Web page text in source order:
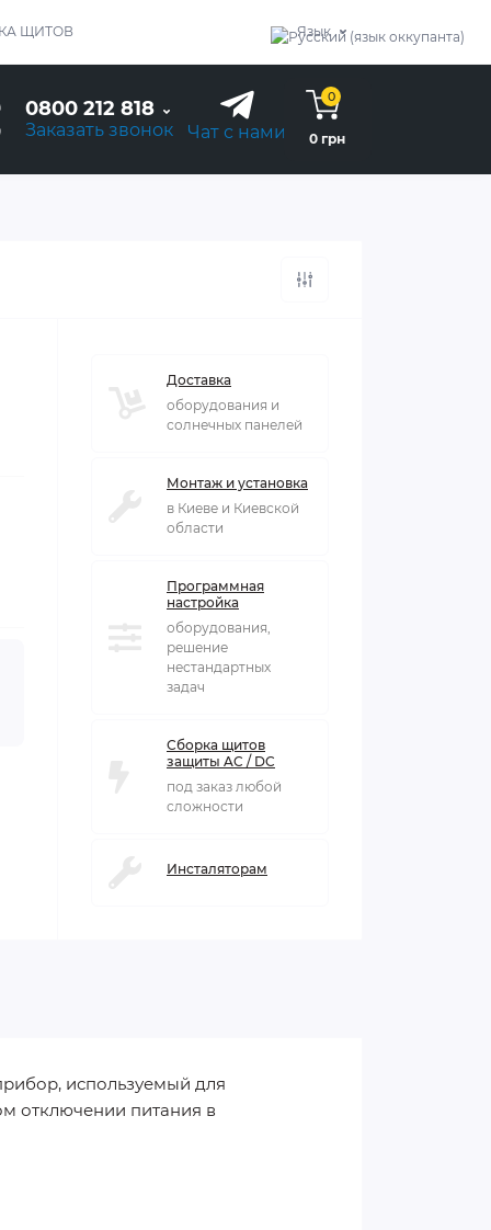
ЩИТОВ Язык
0800 212 818
Заказать звонок Чат с нами
0
0 грн
Доставка
оборудования и
солнечных панелей
Монтаж и установка
в Киеве и Киевской
области
Программная
настройка
оборудования,
решение
нестандартных
задач
Сборка щитов
защиты AC / DC
под заказ любой
сложности
Инсталяторам
используемый для
отключении питания в